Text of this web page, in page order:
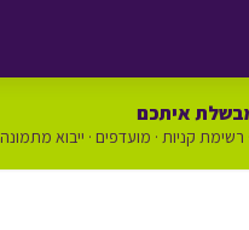
איתכם
קניות · מועדפים · ייבוא מתמונה